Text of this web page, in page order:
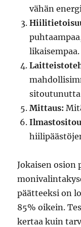
vähän
likaisempaa.
Mittaus:
Jokaisen osion
päätteeksi on
85% oikein.
kertaa kuin